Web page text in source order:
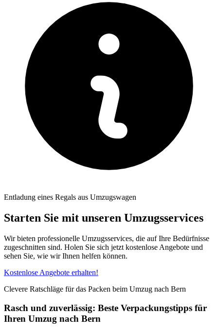
Entladung eines Regals aus Umzugswagen
Starten Sie mit unseren Umzugsservices
Wir bieten professionelle Umzugsservices, die auf Ihre Bedürfnisse
zugeschnitten sind. Holen Sie sich jetzt kostenlose Angebote und
sehen Sie, wie wir Ihnen helfen können.
Kostenlose Angebote erhalten!
Clevere Ratschläge für das Packen beim Umzug nach Bern ⁠
Rasch und zuverlässig: Beste Verpackungstipps für
Ihren Umzug nach Bern